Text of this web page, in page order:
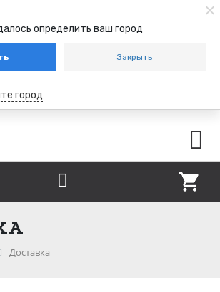
определить ваш город
Закрыть
город
Доставка